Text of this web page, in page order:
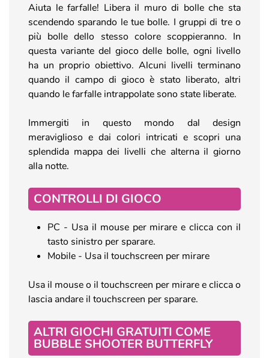
Aiuta le farfalle! Libera il muro di bolle che sta
scendendo sparando le tue bolle. I gruppi di tre o
più bolle dello stesso colore scoppieranno. In
questa variante del gioco delle bolle, ogni livello
ha un proprio obiettivo. Alcuni livelli terminano
quando il campo di gioco è stato liberato, altri
quando le farfalle intrappolate sono state liberate.
Immergiti in questo mondo dal design
meraviglioso e dai colori intricati e scopri una
splendida mappa dei livelli che alterna il giorno
alla notte.
CONTROLLI DI GIOCO
PC - Usa il mouse per mirare e clicca con il
tasto sinistro per sparare.
Mobile - Usa il touchscreen per mirare
Usa il mouse o il touchscreen per mirare e clicca o
lascia andare il touchscreen per sparare.
ALTRI GIOCHI GRATUITI COME
BUBBLE SHOOTER BUTTERFLY